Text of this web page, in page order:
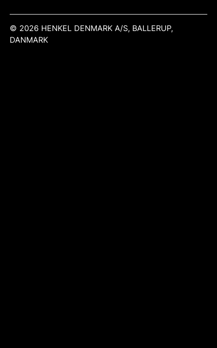
© 2026 HENKEL DENMARK A/S, BALLERUP,
DANMARK